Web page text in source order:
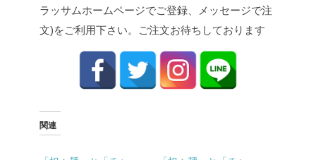
ラッサムホームページでご登録、メッセージで注
文)をご利用下さい。ご注文お待ちしております
関連